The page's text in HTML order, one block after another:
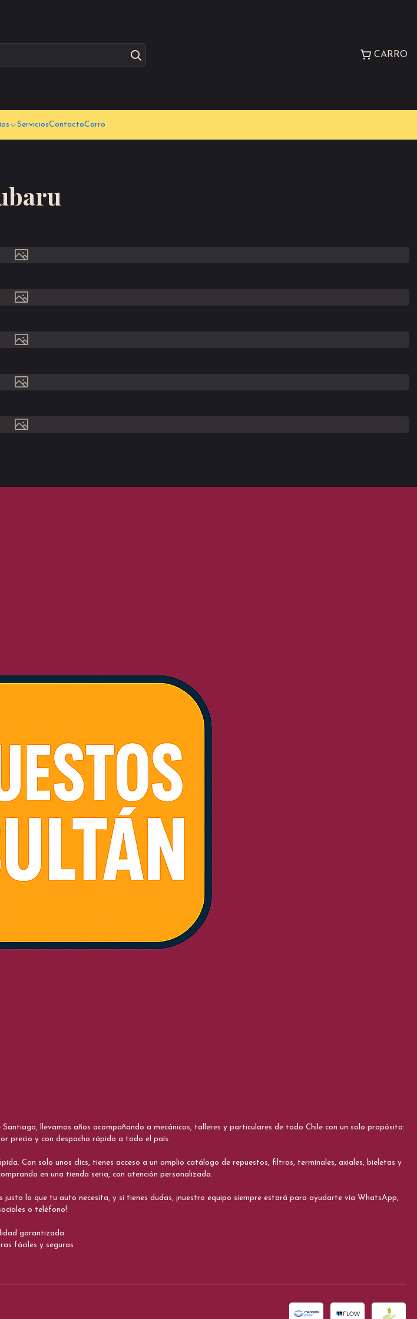
CARRO
ServiciosContactoCarro
llevamos años acompañando a mecánicos, talleres y particulares de todo Chile con un solo propósito:
precio y con despacho rápido a todo el país.
Con solo unos clics, tienes acceso a un amplio catálogo de repuestos, filtros, terminales, axiales, bieletas y
en una tienda seria, con atención personalizada.
justo lo que tu auto necesita, y si tienes dudas, ¡nuestro equipo siempre estará para ayudarte vía WhatsApp,
o teléfono!
garantizada
fáciles y seguras